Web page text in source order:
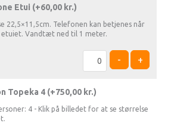
Etui (+60,00 kr.)
22,5×11,5cm. Telefonen kan betjenes når
etuiet. Vandtæt ned til 1 meter.
- +
Topeka 4 (+750,00 kr.)
4 - Klik på billedet for at se størrelse